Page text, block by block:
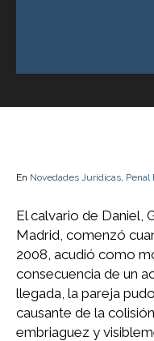
En Novedades Jurídicas Penal
El calvario de Daniel,
Madrid, comenzó
2008, acudió como
consecuencia de un
llegada, la pareja
causante de la
embriaguez y